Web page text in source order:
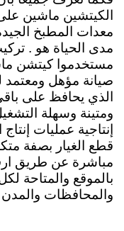
الكيتشين ماشين
معدات المطبخ
مدى الحياة هو .
مستخدموا كيتشن
صيانة مؤهل
الذي يحافظ على
ومتينة وسهلة
إنتاجية عمليات
قطع الغيار بصفة
مباشرة عن طريق
بالموقع والمتاحة
والمحافظات والمدن